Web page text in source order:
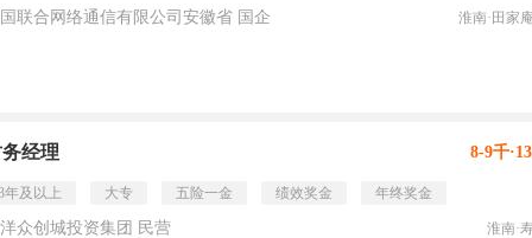
联合网络通信有限公司安徽省 国企 淮南·田家
经理 8-9千
年及以上 大专 五险一金 绩效奖金 年终奖金
众创城投资集团 民营 淮南·